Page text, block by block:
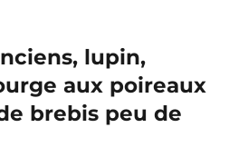
lupin,
aux poireaux
brebis peu de